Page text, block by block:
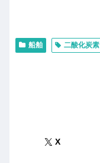
船舶 二酸化炭素
X